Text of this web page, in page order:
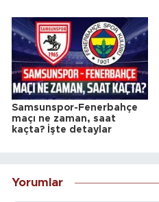
Samsunspor-Fenerbahçe
maçı ne zaman, saat
kaçta? İşte detaylar
Yorumlar